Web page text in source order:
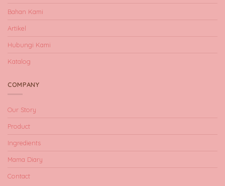
Bahan Kami
Artikel
Hubungi Kami
Katalog
COMPANY
Our Story
Product
Ingredients
Mama Diary
Contact